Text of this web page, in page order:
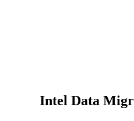
Intel Data